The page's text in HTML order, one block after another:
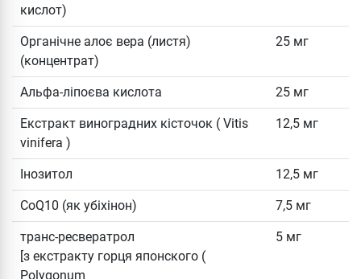
кислот)
Органічне алоє вера (листя)
(концентрат)
25 мг
Альфа-ліпоєва кислота 25 мг
Екстракт виноградних кісточок ( Vitis
vinifera )
12,5 мг
Інозитол 12,5 мг
CoQ10 (як убіхінон) 7,5 мг
транс-ресвератрол
[з екстракту горця японского (
Polygonum
5 мг